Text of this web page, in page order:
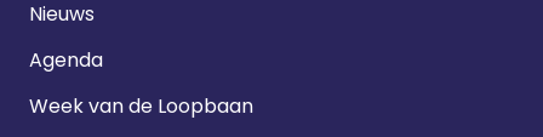
Nieuws
Agenda
Week van de Loopbaan